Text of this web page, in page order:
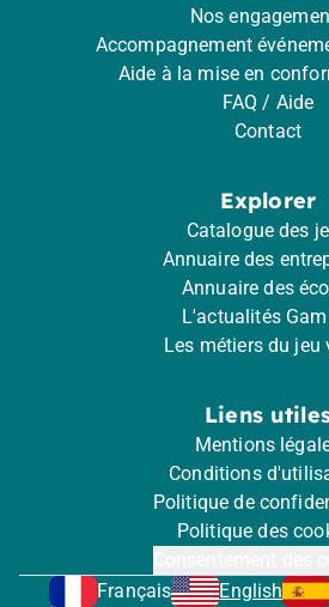
Nos
Accompagnement
Aide à la mise en
FAQ / Aide
Contact
Explorer
Catalogue des
Annuaire des
Annuaire des
L'actualités
Les métiers du jeu
Liens
Mentions
Conditions
Politique de
Politique des
Français
English